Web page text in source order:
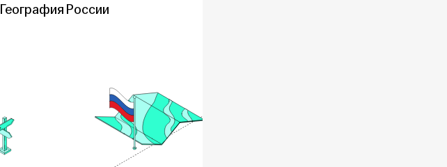
География России